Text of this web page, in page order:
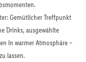
Gemütlicher Treffpunkt
Drinks, ausgewählte
in warmer Atmosphäre –
lassen.